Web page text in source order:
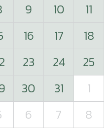
9 10
11
16 17
18
23 24
25
30 31
1
6 7 8